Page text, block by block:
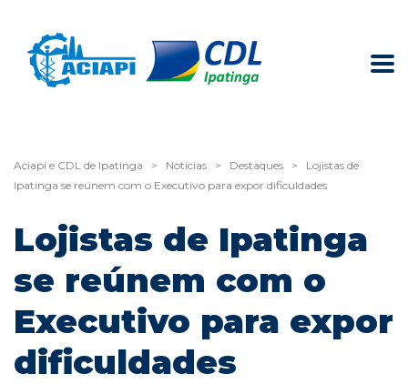
Aciapi e CDL de Ipatinga > Notícias > Destaques >
Lojistas de
Ipatinga se reúnem com o Executivo para expor dificuldades
Lojistas de Ipatinga
se reúnem com o
Executivo para expor
dificuldades